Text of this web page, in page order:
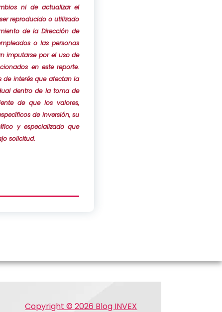
ni de actualizar el
reproducido o utilizado
de la Dirección de
o las personas
imputarse por el uso de
en este reporte.
de interés que afectan la
dentro de la toma de
de que los valores,
de inversión, su
y especializado que
solicitud.
Copyright © 2026 Blog INVEX